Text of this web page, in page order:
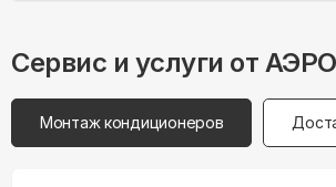
Сервис и услуги от
Монтаж кондиционеров